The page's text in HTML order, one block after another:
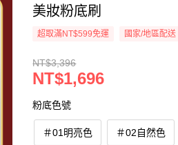
美妝粉底刷
超取滿NT$599免運 國家/地區配送
NT$3,396
NT$1,696
粉底色號
＃01明亮色 ＃02自然色